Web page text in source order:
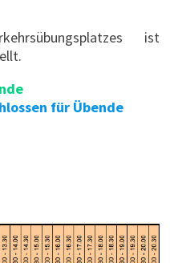
ist
für Übende